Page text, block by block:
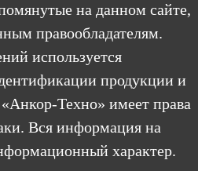
на данном сайте,
правообладателям.
используется
продукции и
Техно» имеет права
Вся информация на
характер.